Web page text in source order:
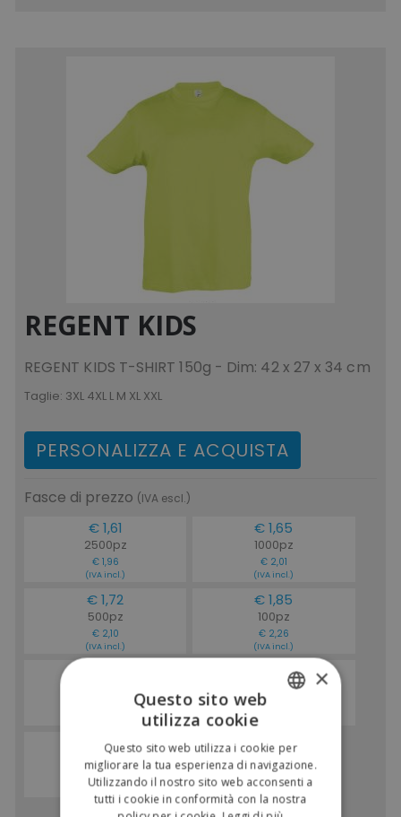
REGENT KIDS
REGENT KIDS T-SHIRT 150g - Dim: 42 x 27 x 34 cm
Taglie: 3XL 4XL L M XL XXL
PERSONALIZZA E ACQUISTA
Fasce di prezzo (IVA escl.)
€ 1,61
2500pz
€ 1,96
(IVA incl.)
€ 1,65
1000pz
€ 2,01
(IVA incl.)
€ 1,72
500pz
€ 2,10
(IVA incl.)
€ 1,85
100pz
€ 2,26
(IVA incl.)
€ 2,75
20pz
€ 3,35
(IVA incl.)
€ 3,43
1pz
€ 4,18
(IVA incl.)
ENGLISH
×
Questo sito web
utilizza cookie
Questo sito web utilizza i cookie per
migliorare la tua esperienza di navigazione.
Utilizzando il nostro sito web acconsenti a
tutti i cookie in conformità con la nostra